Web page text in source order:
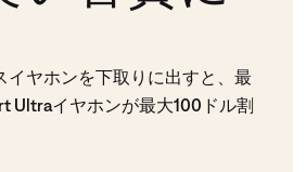
イヤホンを下取りに出すと、最
Ultraイヤホンが最大100ドル割